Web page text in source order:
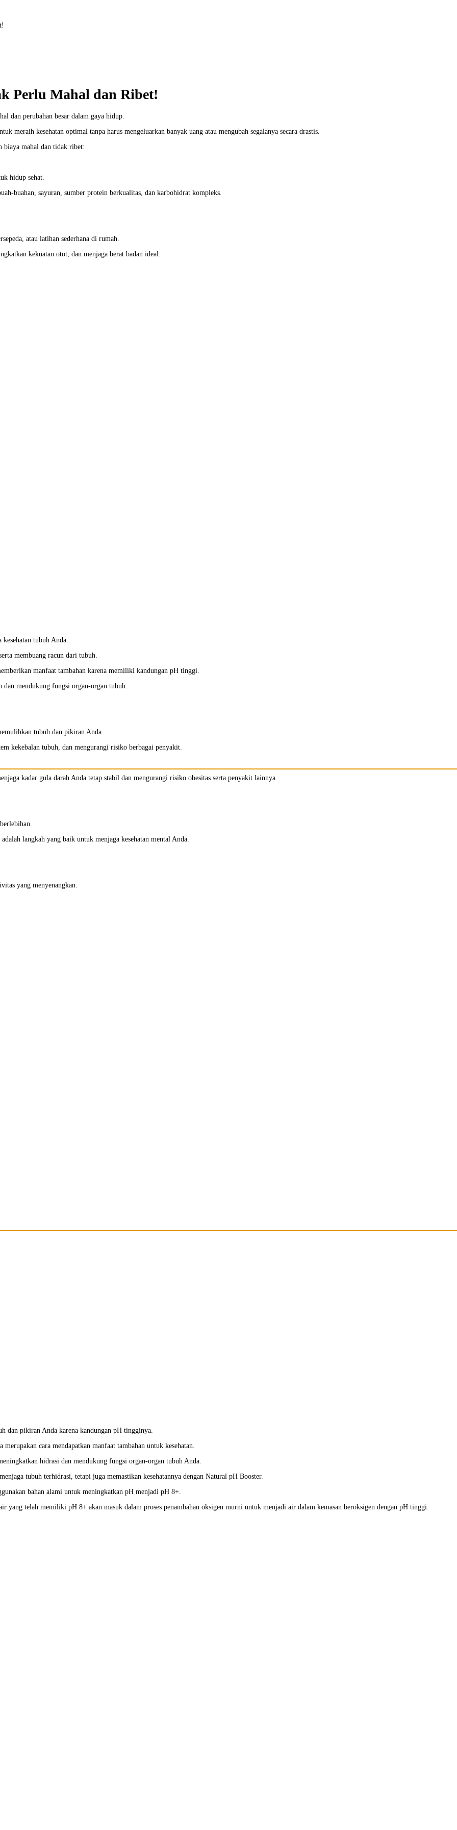
Perlu Mahal dan Ribet!
dan perubahan besar dalam gaya hidup.
meraih kesehatan optimal tanpa harus mengeluarkan banyak uang atau mengubah segalanya secara drastis.
biaya mahal dan tidak ribet:
hidup sehat.
buahan, sayuran, sumber protein berkualitas, dan karbohidrat kompleks.
atau latihan sederhana di rumah.
kekuatan otot, dan menjaga berat badan ideal.
tubuh Anda.
membuang racun dari tubuh.
manfaat tambahan karena memiliki kandungan pH tinggi.
mendukung fungsi organ-organ tubuh.
tubuh dan pikiran Anda.
kekebalan tubuh, dan mengurangi risiko berbagai penyakit.
kadar gula darah Anda tetap stabil dan mengurangi risiko obesitas serta penyakit lainnya.
langkah yang baik untuk menjaga kesehatan mental Anda.
yang menyenangkan.
dan pikiran Anda karena kandungan pH tingginya.
cara mendapatkan manfaat tambahan untuk kesehatan.
hidrasi dan mendukung fungsi organ-organ tubuh Anda.
tubuh terhidrasi, tetapi juga memastikan kesehatannya dengan Natural pH Booster.
bahan alami untuk meningkatkan pH menjadi pH 8+.
telah memiliki pH 8+ akan masuk dalam proses penambahan oksigen murni untuk menjadi air dalam kemasan beroksigen dengan pH tinggi.